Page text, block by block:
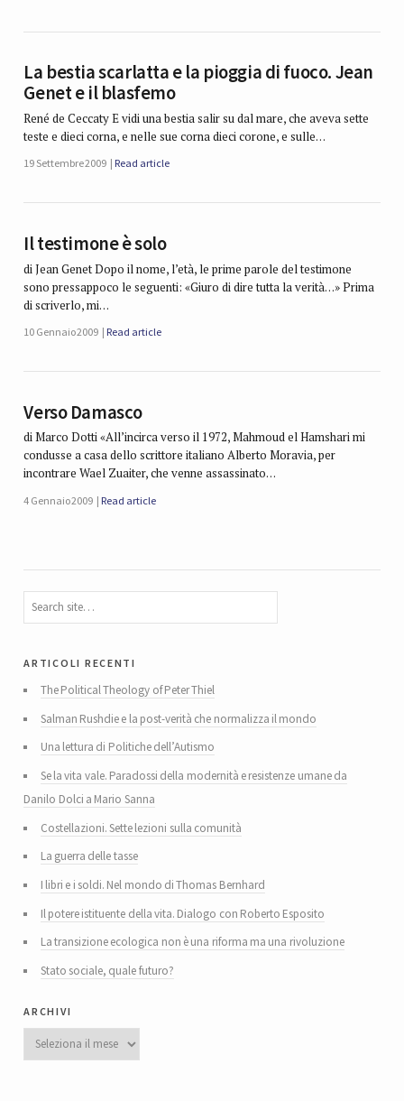
La bestia scarlatta e la pioggia di fuoco. Jean
Genet e il blasfemo
René de Ceccaty E vidi una bestia salir su dal mare, che aveva sette
teste e dieci corna, e nelle sue corna dieci corone, e sulle…
19 Settembre 2009 Read article
Il testimone è solo
di Jean Genet Dopo il nome, l’età, le prime parole del testimone
sono pressappoco le seguenti: «Giuro di dire tutta la verità…» Prima
di scriverlo, mi…
10 Gennaio 2009 Read article
Verso Damasco
di Marco Dotti «All’incirca verso il 1972, Mahmoud el Hamshari mi
condusse a casa dello scrittore italiano Alberto Moravia, per
incontrare Wael Zuaiter, che venne assassinato…
4 Gennaio 2009 Read article
articoli recenti
The Political Theology of Peter Thiel
Salman Rushdie e la post-verità che normalizza il mondo
Una lettura di Politiche dell’Autismo
Se la vita vale. Paradossi della modernità e resistenze umane da
Danilo Dolci a Mario Sanna
Costellazioni. Sette lezioni sulla comunità
La guerra delle tasse
I libri e i soldi. Nel mondo di Thomas Bernhard
Il potere istituente della vita. Dialogo con Roberto Esposito
La transizione ecologica non è una riforma ma una rivoluzione
Stato sociale, quale futuro?
archivi
Archivi